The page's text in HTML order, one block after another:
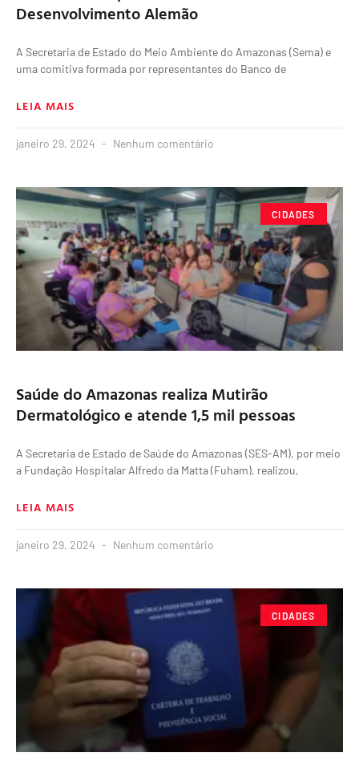
Desenvolvimento Alemão
A Secretaria de Estado do Meio Ambiente do Amazonas (Sema) e
uma comitiva formada por representantes do Banco de
LEIA MAIS
janeiro 29, 2024 Nenhum comentário
CIDADES
Saúde do Amazonas realiza Mutirão
Dermatológico e atende 1,5 mil pessoas
A Secretaria de Estado de Saúde do Amazonas (SES-AM), por meio
a Fundação Hospitalar Alfredo da Matta (Fuham), realizou,
LEIA MAIS
janeiro 29, 2024 Nenhum comentário
CIDADES